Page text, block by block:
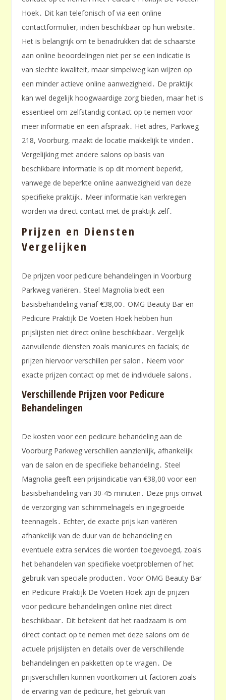
Hoek․ Dit kan telefonisch of via een online
contactformulier, indien beschikbaar op hun website․
Het is belangrijk om te benadrukken dat de schaarste
aan online beoordelingen niet per se een indicatie is
van slechte kwaliteit, maar simpelweg kan wijzen op
een minder actieve online aanwezigheid․ De praktijk
kan wel degelijk hoogwaardige zorg bieden, maar het is
essentieel om zelfstandig contact op te nemen voor
meer informatie en een afspraak․ Het adres, Parkweg
218, Voorburg, maakt de locatie makkelijk te vinden․
Vergelijking met andere salons op basis van
beschikbare informatie is op dit moment beperkt,
vanwege de beperkte online aanwezigheid van deze
specifieke praktijk․ Meer informatie kan verkregen
worden via direct contact met de praktijk zelf․
Prijzen en Diensten
Vergelijken
De prijzen voor pedicure behandelingen in Voorburg
Parkweg variëren․ Steel Magnolia biedt een
basisbehandeling vanaf €38,00․ OMG Beauty Bar en
Pedicure Praktijk De Voeten Hoek hebben hun
prijslijsten niet direct online beschikbaar․ Vergelijk
aanvullende diensten zoals manicures en facials; de
prijzen hiervoor verschillen per salon․ Neem voor
exacte prijzen contact op met de individuele salons․
Verschillende Prijzen voor Pedicure
Behandelingen
De kosten voor een pedicure behandeling aan de
Voorburg Parkweg verschillen aanzienlijk, afhankelijk
van de salon en de specifieke behandeling․ Steel
Magnolia geeft een prijsindicatie van €38,00 voor een
basisbehandeling van 30-45 minuten․ Deze prijs omvat
de verzorging van schimmelnagels en ingegroeide
teennagels․ Echter, de exacte prijs kan variëren
afhankelijk van de duur van de behandeling en
eventuele extra services die worden toegevoegd, zoals
het behandelen van specifieke voetproblemen of het
gebruik van speciale producten․ Voor OMG Beauty Bar
en Pedicure Praktijk De Voeten Hoek zijn de prijzen
voor pedicure behandelingen online niet direct
beschikbaar․ Dit betekent dat het raadzaam is om
direct contact op te nemen met deze salons om de
actuele prijslijsten en details over de verschillende
behandelingen en pakketten op te vragen․ De
prijsverschillen kunnen voortkomen uit factoren zoals
de ervaring van de pedicure, het gebruik van